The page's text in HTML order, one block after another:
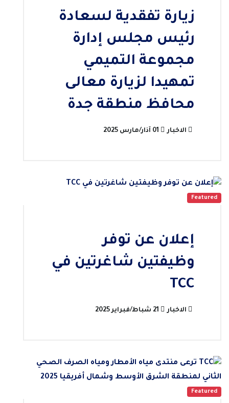
زيارة تفقدية لسعادة
رئيس مجلس إدارة
مجموعة التميمي
تمهيدا لزيارة معالى
محافظ منطقة جدة
الاخبار 01 آذار/مارس 2025
Featured
إعلان عن توفر
وظيفتين شاغرتين في
TCC
الاخبار 21 شباط/فبراير 2025
Featured